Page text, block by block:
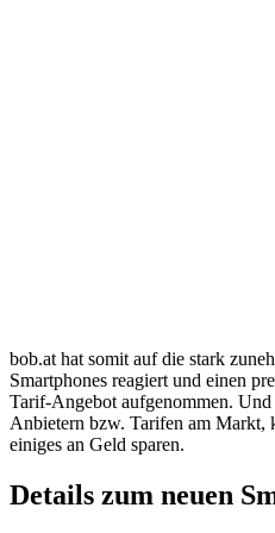
bob.at hat somit auf die stark
Smartphones reagiert und einen
Tarif-Angebot aufgenommen.
Anbietern bzw. Tarifen am Markt,
einiges an Geld sparen.
Details zum neuen